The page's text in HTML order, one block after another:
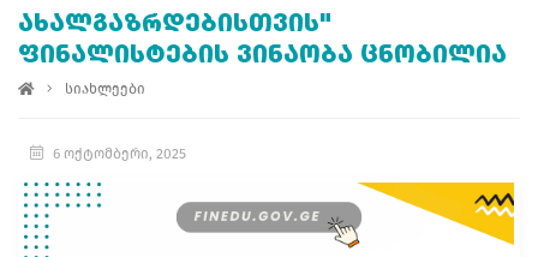
ᲐᲮᲐᲚᲒᲐᲖᲠᲓᲔᲑᲘᲡᲗᲕᲘᲡ"
ᲤᲘᲜᲐᲚᲘᲡᲢᲔᲑᲘᲡ ᲕᲘᲜᲐᲝᲑᲐ ᲪᲜᲝᲑᲘᲚᲘᲐ
სიახლეები
6 ოქტომბერი, 2025